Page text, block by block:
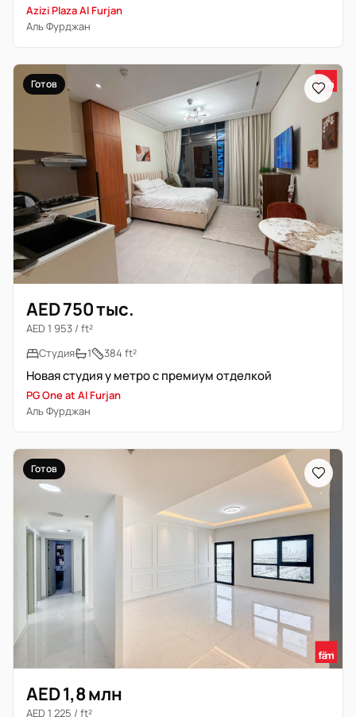
Azizi Plaza Al Furjan
Аль Фурджан
Готов
AED 750 тыс.
AED 1 953 / ft²
Студия
1 384 ft²
Новая студия у метро с премиум отделкой
PG One at Al Furjan
Аль Фурджан
Готов
AED 1,8 млн
AED 1 225 / ft²